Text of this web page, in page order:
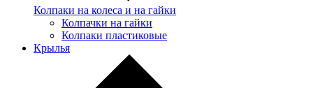
Колпаки на колеса и на гайки
Колпачки на гайки
Колпаки пластиковые
Крылья